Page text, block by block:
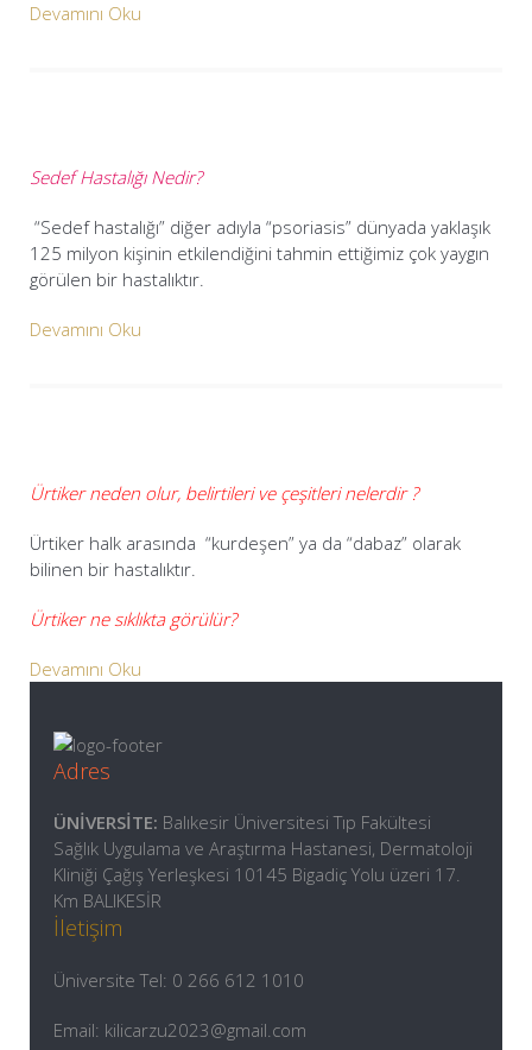
Devamını Oku
Sedef Hastalığı Nedir?
“Sedef hastalığı” diğer adıyla “psoriasis” dünyada yaklaşık
125 milyon kişinin etkilendiğini tahmin ettiğimiz çok yaygın
görülen bir hastalıktır.
Devamını Oku
Ürtiker neden olur, belirtileri ve çeşitleri nelerdir ?
Ürtiker halk arasında “kurdeşen” ya da “dabaz” olarak
bilinen bir hastalıktır.
Ürtiker ne sıklıkta görülür?
Devamını Oku
Adres
ÜNİVERSİTE: Balıkesir Üniversitesi Tıp Fakültesi
Sağlık Uygulama ve Araştırma Hastanesi, Dermatoloji
Kliniği Çağış Yerleşkesi 10145 Bigadiç Yolu üzeri 17.
Km BALIKESİR
İletişim
Üniversite Tel: 0 266 612 1010
Email: kilicarzu2023@gmail.com